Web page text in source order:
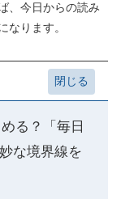
、今日からの読み
なります。
る？「毎日
な境界線を